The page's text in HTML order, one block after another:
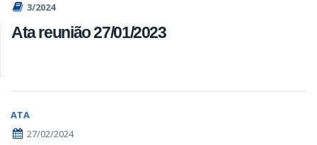
3/2024
Ata reunião 27/01/2023
ATA
27/02/2024